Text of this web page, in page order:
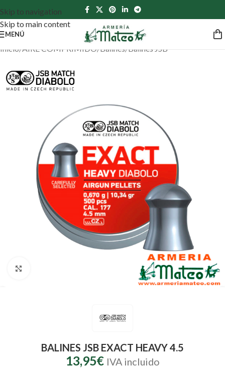
Skip to navigation
Skip to main content
MENÚ
Inicio/AIRE COMPRIMIDO/ Balines/ Balines JSB
BALINES JSB EXACT HEAVY 4.5
13,95€ IVA incluido